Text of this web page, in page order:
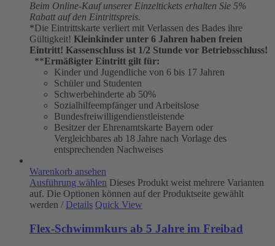
Beim Online-Kauf unserer Einzeltickets erhalten Sie 5%
Rabatt auf den Eintrittspreis.
*Die Eintrittskarte verliert mit Verlassen des Bades ihre
Gültigkeit! Kleinkinder unter 6 Jahren haben freien
Eintritt! Kassenschluss ist 1/2 Stunde vor Betriebsschluss!
**Ermäßigter Eintritt gilt für:
Kinder und Jugendliche von 6 bis 17 Jahren
Schüler und Studenten
Schwerbehinderte ab 50%
Sozialhilfeempfänger und Arbeitslose
Bundesfreiwilligendienstleistende
Besitzer der Ehrenamtskarte Bayern oder
Vergleichbares ab 18 Jahre nach Vorlage des
entsprechenden Nachweises
Warenkorb ansehen
Ausführung wählen Dieses Produkt weist mehrere Varianten
auf. Die Optionen können auf der Produktseite gewählt
werden / Details Quick View
Flex-Schwimmkurs ab 5 Jahre im Freibad